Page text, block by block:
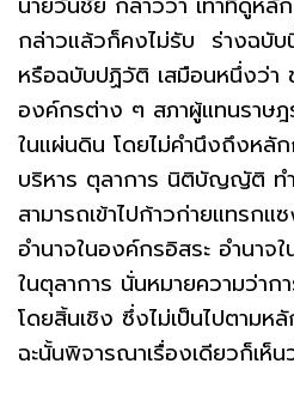
กล่าวแล้วก็คงไม่รับ ร่างฉบับ
หรือฉบับปฏิวัติ เสมือนหนึ่งว่า
องค์กรต่าง ๆ สภาผู้แทนราษ
ในแผ่นดิน โดยไม่คำนึงถึงหลั
บริหาร ตุลาการ นิติบัญญัติ ท
สามารถเข้าไปก้าวก่ายแทรก
อำนาจในองค์กรอิสระ อำนาจ
ในตุลาการ นั่นหมายความว่าก
โดยสิ้นเชิง ซึ่งไม่เป็นไปตามห
ฉะนั้นพิจารณาเรื่องเดียวก็เห็น